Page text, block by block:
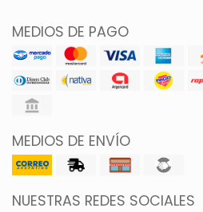
MEDIOS DE PAGO
MEDIOS DE ENVÍO
NUESTRAS REDES SOCIALES